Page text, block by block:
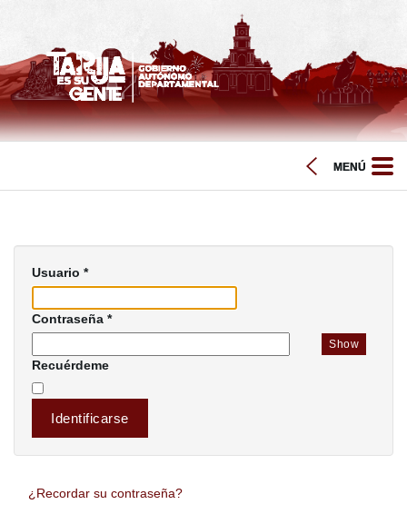
Usuario *
Contraseña *
Show
Recuérdeme
Identificarse
¿Recordar su contraseña?